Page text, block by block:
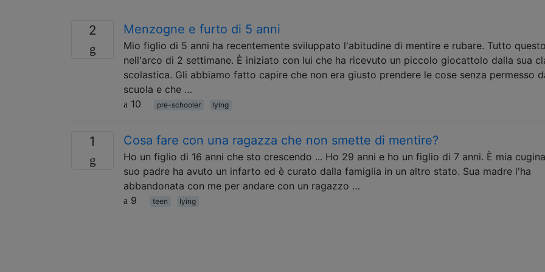
2 Menzogne ​​e furto di 5 anni
Mio figlio di 5 anni ha recentemente sviluppato l'abitudine di mentire e rubare. Tutto questo
nell'arco di 2 settimane. È iniziato con lui che ha ricevuto un piccolo giocattolo dalla sua
scolastica. Gli abbiamo fatto capire che non era giusto prendere le cose senza permesso
scuola e che …
10
pre-schooler lying
1 Cosa fare con una ragazza che non smette di mentire?
Ho un figlio di 16 anni che sto crescendo ... Ho 29 anni e ho un figlio di 7 anni. È mia
suo padre ha avuto un infarto ed è curato dalla famiglia in un altro stato. Sua madre l'ha
abbandonata con me per andare con un ragazzo …
9
teen lying